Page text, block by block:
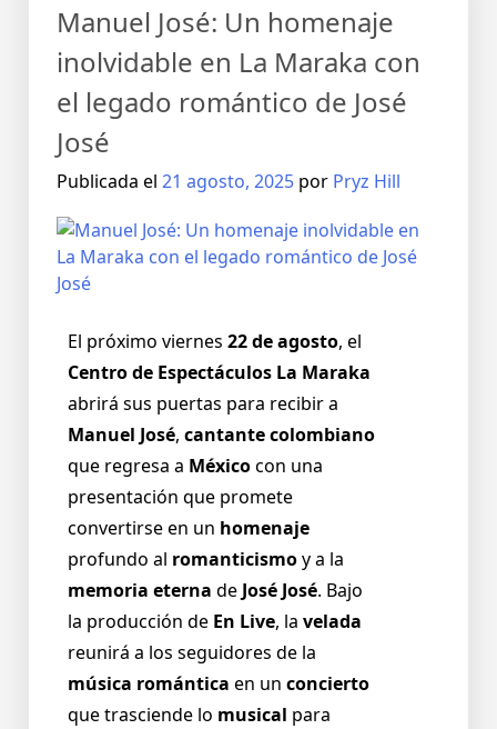
Manuel José: Un homenaje
inolvidable en La Maraka con
el legado romántico de José
José
Publicada el 21 agosto, 2025 por Pryz Hill
El próximo viernes 22 de agosto, el
Centro de Espectáculos La Maraka
abrirá sus puertas para recibir a
Manuel José, cantante colombiano
que regresa a Méxicocon una
presentación que promete
convertirse en un homenaje
profundo al romanticismoy a la
memoria eterna deJosé José. Bajo
la producción de En Live, la velada
reunirá a los seguidores de la
música romántica en un concierto
que trasciende lo musical para